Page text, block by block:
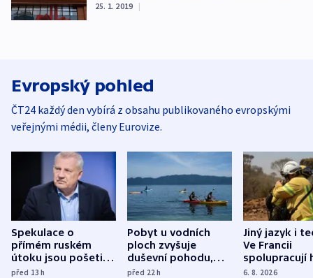
25. 1. 2019 |
Evropský pohled
ČT24 každý den vybírá z obsahu publikovaného evropskými
veřejnými médii, členy Eurovize.
Spekulace o
přímém ruském
útoku jsou pošetilé,
míní estonský
před 13h
Pobyt u vodních
ploch zvyšuje
duševní pohodu,
ukázala
před 22h
Jiný jazyk i
Ve Francii
spolupracují
různých zemí
6. 8. 2026